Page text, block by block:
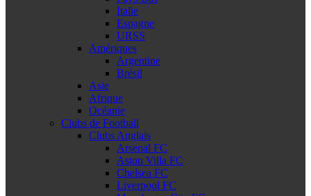
Italie
Espagne
URSS
Amériques
Argentine
Brésil
Asie
Afrique
Océanie
Clubs de Football
Clubs Anglais
Arsenal FC
Aston Villa FC
Chelsea FC
Liverpool FC